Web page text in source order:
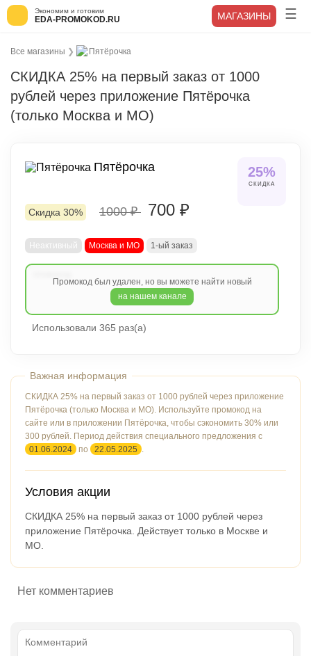
Экономим и готовим
EDA-PROMOKOD.RU МАГАЗИНЫ
Все магазины ❯ Пятёрочка
СКИДКА 25% на первый заказ от 1000
рублей через приложение Пятёрочка
(только Москва и МО)
Пятёрочка 25%
СКИДКА
Скидка 30% 1000 ₽ 700 ₽
Неактивный Москва и МО 1-ый заказ
Промокод был удален, но вы можете найти новый
на нашем канале
Использовали 365 раз(а)
СКИДКА 25% на первый заказ от 1000 рублей через приложение
Пятёрочка (только Москва и МО). Используйте промокод на
сайте или в приложении Пятёрочка, чтобы сэкономить 30% или
300 рублей. Период действия специального предложения с
01.06.2024
по 22.05.2025 .
Условия акции
СКИДКА 25% на первый заказ от 1000 рублей через
приложение Пятёрочка. Действует только в Москве и
МО.
Нет комментариев